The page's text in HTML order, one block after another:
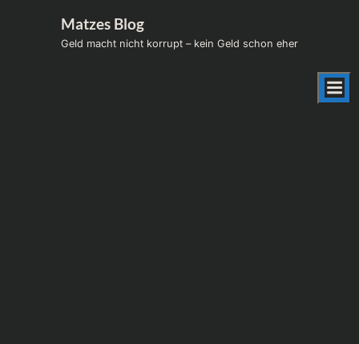
Matzes Blog
Geld macht nicht korrupt – kein Geld schon eher